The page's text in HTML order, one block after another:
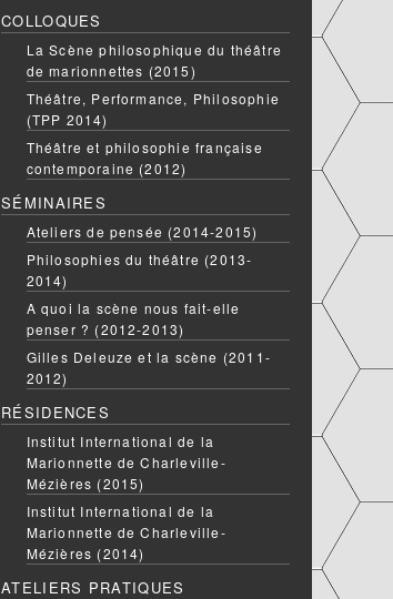
COLLOQUES
La Scène philosophique du théâtre
de marionnettes (2015)
Théâtre, Performance, Philosophie
(TPP 2014)
Théâtre et philosophie française
contemporaine (2012)
SÉMINAIRES
Ateliers de pensée (2014-2015)
Philosophies du théâtre (2013-
2014)
A quoi la scène nous fait-elle
penser ? (2012-2013)
Gilles Deleuze et la scène (2011-
2012)
RÉSIDENCES
Institut International de la
Marionnette de Charleville-
Mézières (2015)
Institut International de la
Marionnette de Charleville-
Mézières (2014)
ATELIERS PRATIQUES